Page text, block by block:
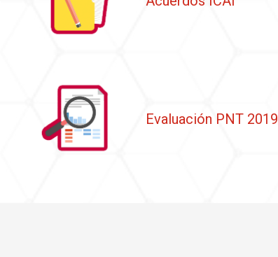
Evaluación PNT 2019